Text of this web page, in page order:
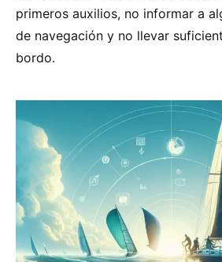
primeros auxilios, no informar a
de navegación y no llevar
bordo.